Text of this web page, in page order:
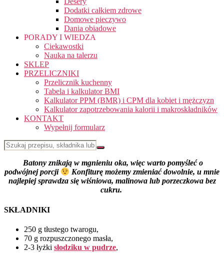
Dodatki całkiem zdrowe
Domowe pieczywo
Dania obiadowe
PORADY I WIEDZA
Ciekawostki
Nauka na talerzu
SKLEP
PRZELICZNIKI
Przelicznik kuchenny
Tabela i kalkulator BMI
Kalkulator PPM (BMR) i CPM dla kobiet i mężczyzn
Kalkulator zapotrzebowania kalorii i makroskładników
KONTAKT
Wypełnij formularz
Batony znikają w mgnieniu oka, więc warto pomyśleć o
podwójnej porcji
Konfiturę możemy zmieniać dowolnie, u mnie
najlepiej sprawdza się wiśniowa, malinowa lub porzeczkowa bez
cukru.
SKŁADNIKI
250 g tłustego twarogu,
70 g rozpuszczonego masła,
2-3 łyżki słodziku w pudrze,